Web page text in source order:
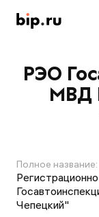
РЭО
МВД
Полное название:
Чепецкий"